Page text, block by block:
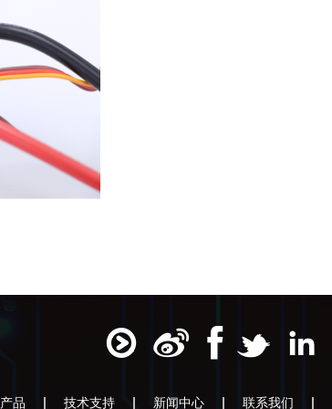
产品 技术支持 新闻中心 联系我们